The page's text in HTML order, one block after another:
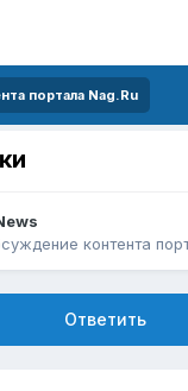
портала Nag.Ru
контента
Ответить